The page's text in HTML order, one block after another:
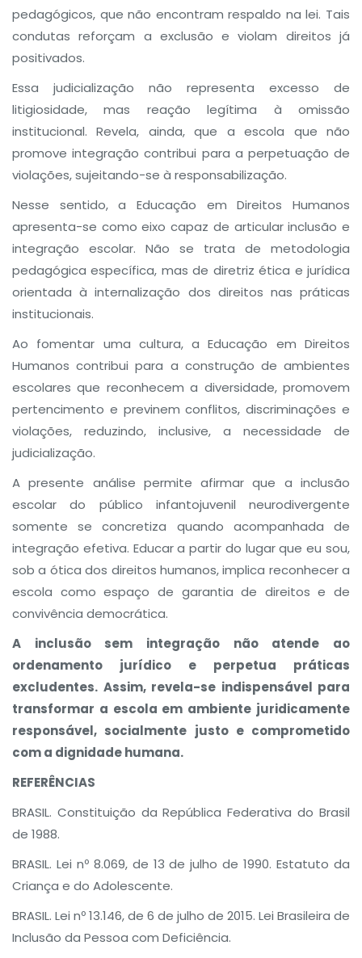
pedagógicos, que não encontram respaldo na lei. Tais
condutas reforçam a exclusão e violam direitos já
positivados.
Essa judicialização não representa excesso de
litigiosidade, mas reação legítima à omissão
institucional. Revela, ainda, que a escola que não
promove integração contribui para a perpetuação de
violações, sujeitando-se à responsabilização.
Nesse sentido, a Educação em Direitos Humanos
apresenta-se como eixo capaz de articular inclusão e
integração escolar. Não se trata de metodologia
pedagógica específica, mas de diretriz ética e jurídica
orientada à internalização dos direitos nas práticas
institucionais.
Ao fomentar uma cultura, a Educação em Direitos
Humanos contribui para a construção de ambientes
escolares que reconhecem a diversidade, promovem
pertencimento e previnem conflitos, discriminações e
violações, reduzindo, inclusive, a necessidade de
judicialização.
A presente análise permite afirmar que a inclusão
escolar do público infantojuvenil neurodivergente
somente se concretiza quando acompanhada de
integração efetiva. Educar a partir do lugar que eu sou,
sob a ótica dos direitos humanos, implica reconhecer a
escola como espaço de garantia de direitos e de
convivência democrática.
A inclusão sem integração não atende ao
ordenamento jurídico e perpetua práticas
excludentes. Assim, revela-se indispensável para
transformar a escola em ambiente juridicamente
responsável, socialmente justo e comprometido
com a dignidade humana.
REFERÊNCIAS
BRASIL. Constituição da República Federativa do Brasil
de 1988.
BRASIL. Lei nº 8.069, de 13 de julho de 1990. Estatuto da
Criança e do Adolescente.
BRASIL. Lei nº 13.146, de 6 de julho de 2015. Lei Brasileira de
Inclusão da Pessoa com Deficiência.